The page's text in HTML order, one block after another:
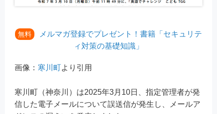
無料
メルマガ登録でプレゼント！書籍「セキュリテ
ィ対策の基礎知識」
画像： 寒川町より引用
寒川町（神奈川）は2025年3月10日、指定管理者が発
信した電子メールについて誤送信が発生し、メールア